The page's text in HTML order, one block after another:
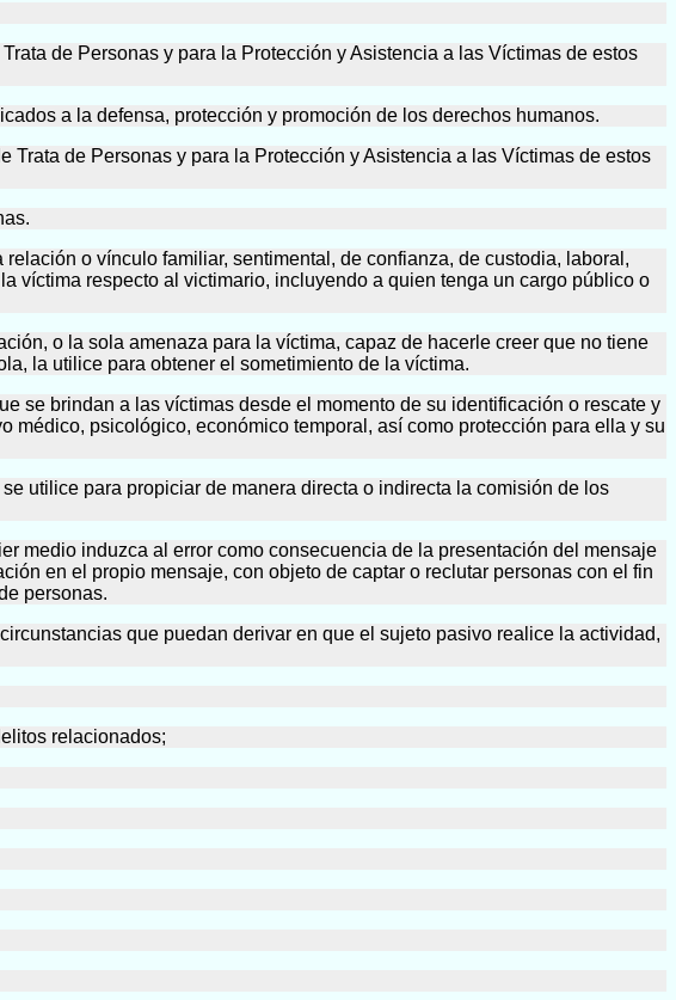
de Personas y para la Protección y Asistencia a las Víctimas de estos
a la defensa, protección y promoción de los derechos humanos.
de Personas y para la Protección y Asistencia a las Víctimas de estos
o vínculo familiar, sentimental, de confianza, de custodia, laboral,
víctima respecto al victimario, incluyendo a quien tenga un cargo público o
o la sola amenaza para la víctima, capaz de hacerle creer que no tiene
la utilice para obtener el sometimiento de la víctima.
se brindan a las víctimas desde el momento de su identificación o rescate y
psicológico, económico temporal, así como protección para ella y su
utilice para propiciar de manera directa o indirecta la comisión de los
medio induzca al error como consecuencia de la presentación del mensaje
en el propio mensaje, con objeto de captar o reclutar personas con el fin
personas.
que puedan derivar en que el sujeto pasivo realice la actividad,
relacionados;